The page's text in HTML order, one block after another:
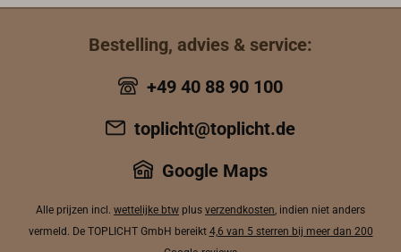
Bestelling, advies & service:
+49 40 88 90 100
toplicht@toplicht.de
Google Maps
Alle prijzen incl. wettelijke btw plus verzendkosten, indien niet anders
vermeld. De TOPLICHT GmbH bereikt 4,6 van 5 sterren bij meer dan 200